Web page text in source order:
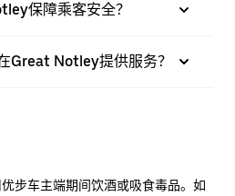
保障乘客安全？
Great Notley提供服务？
步车主端期间饮酒或吸食毒品。如